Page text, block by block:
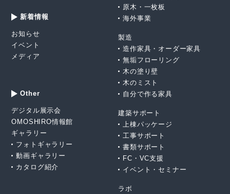
新着情報
お知らせ
イベント
メディア
原木・一枚板
海外事業
製造
造作家具・オーダー家具
無垢フローリング
木の塗り壁
木のミスト
自分で作る家具
建築サポート
上棟パッケージ
工事サポート
書類サポート
FC・VC支援
イベント・セミナー
ラボ
Other
デジタル展示会
OMOSHIRO情報館
ギャラリー
フォトギャラリー
動画ギャラリー
カタログ紹介